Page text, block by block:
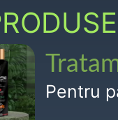
Pentru